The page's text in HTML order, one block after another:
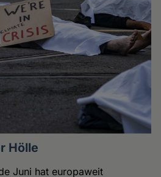
Hölle
Juni hat europaweit